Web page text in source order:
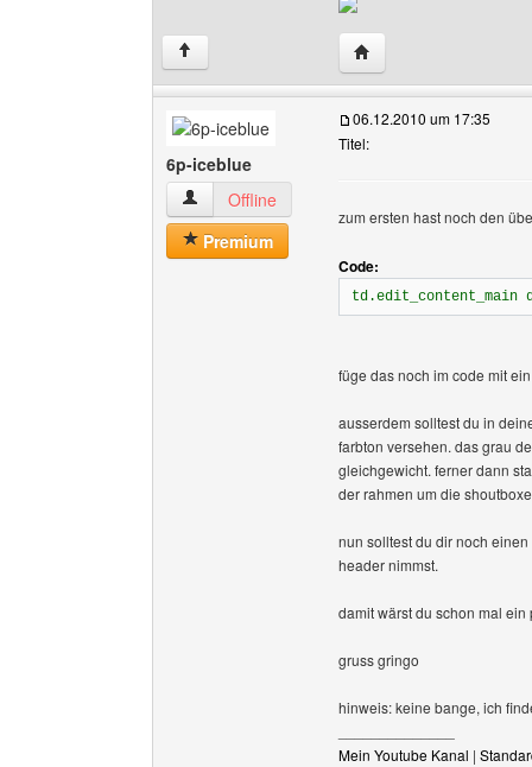
↑ Website dieses
6p-iceblue
6p-iceblue Benutzer-Profile anzeigen
Offline
Premium
06.12.2010 um 17:35
Titel:
zum ersten hast noch den
Code:
füge das noch im code mit
ausserdem solltest du in
farbton versehen. das grau
gleichgewicht. ferner dann
der rahmen um die
nun solltest du dir noch
header nimmst.
damit wärst du schon mal ein
gruss gringo
hinweis: keine bange, ich
Mein Youtube Kanal |